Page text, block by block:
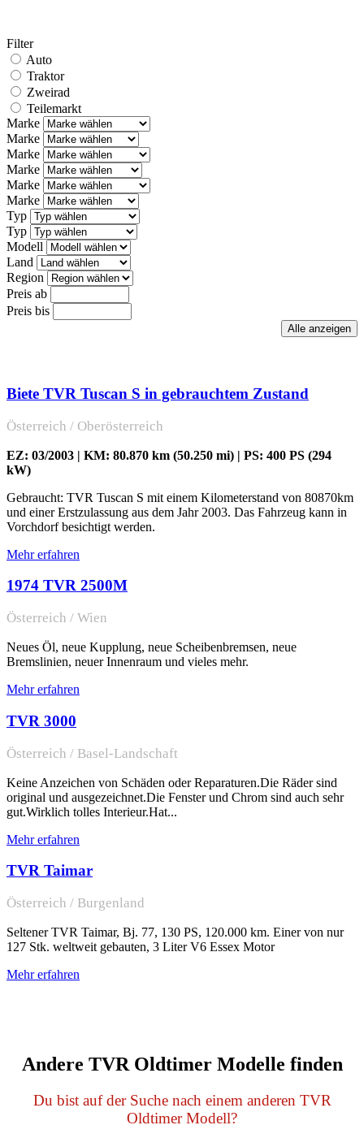
Filter
Auto
Traktor
Zweirad
Teilemarkt
Marke
Marke
Marke
Marke
Marke
Marke
Typ
Typ
Modell
Land
Region
Preis ab
Preis bis
Biete TVR Tuscan S in gebrauchtem Zustand
Österreich / Oberösterreich
EZ: 03/2003 | KM: 80.870 km (50.250 mi) | PS: 400 PS (294
kW)
Gebraucht: TVR Tuscan S mit einem Kilometerstand von 80870km
und einer Erstzulassung aus dem Jahr 2003. Das Fahrzeug kann in
Vorchdorf besichtigt werden.
Mehr erfahren
1974 TVR 2500M
Österreich / Wien
Neues Öl, neue Kupplung, neue Scheibenbremsen, neue
Bremslinien, neuer Innenraum und vieles mehr.
Mehr erfahren
TVR 3000
Österreich / Basel-Landschaft
Keine Anzeichen von Schäden oder Reparaturen.Die Räder sind
original und ausgezeichnet.Die Fenster und Chrom sind auch sehr
gut.Wirklich tolles Interieur.Hat...
Mehr erfahren
TVR Taimar
Österreich / Burgenland
Seltener TVR Taimar, Bj. 77, 130 PS, 120.000 km. Einer von nur
127 Stk. weltweit gebauten, 3 Liter V6 Essex Motor
Mehr erfahren
Andere TVR Oldtimer Modelle finden
Du bist auf der Suche nach einem anderen TVR
Oldtimer Modell?